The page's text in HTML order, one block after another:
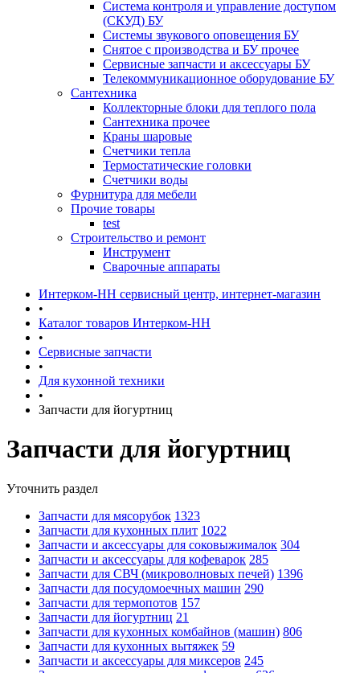
Система контроля и управление доступом
(СКУД) БУ
Системы звукового оповещения БУ
Снятое с производства и БУ прочее
Сервисные запчасти и аксессуары БУ
Телекоммуникационное оборудование БУ
Сантехника
Коллекторные блоки для теплого пола
Сантехника прочее
Краны шаровые
Счетчики тепла
Термоcтатические головки
Счетчики воды
Фурнитура для мебели
Прочие товары
test
Строительство и ремонт
Инструмент
Сварочные аппараты
Интерком-НН сервисный центр, интернет-магазин
•
Каталог товаров Интерком-НН
•
Сервисные запчасти
•
Для кухонной техники
•
Запчасти для йогуртниц
Запчасти для йогуртниц
Уточнить раздел
Запчасти для мясорубок 1323
Запчасти для кухонных плит 1022
Запчасти и аксессуары для соковыжималок 304
Запчасти и аксессуары для кофеварок 285
Запчасти для СВЧ (микроволновых печей) 1396
Запчасти для посудомоечных машин 290
Запчасти для термопотов 157
Запчасти для йогуртниц 21
Запчасти для кухонных комбайнов (машин) 806
Запчасти для кухонных вытяжек 59
Запчасти и аксессуары для миксеров 245